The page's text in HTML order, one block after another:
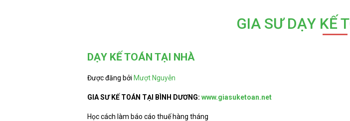
GIA SƯ DẠY KẾ
DẠY KẾ TOÁN TẠI NHÀ
Được đăng bởi Mượt Nguyễn
GIA SƯ KẾ TOÁN TẠI BÌNH DƯƠNG: www.giasuketoan.net
Học cách làm báo cáo thuế hàng tháng